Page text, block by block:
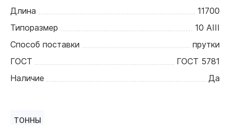
Длина
11700
Типоразмер
10 АIII
Способ поставки
прутки
ГОСТ
ГОСТ 5781
Наличие
Да
ТОННЫ